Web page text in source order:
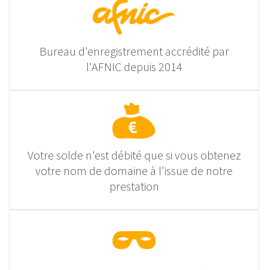
Bureau d'enregistrement accrédité par
l'AFNIC depuis 2014
Votre solde n'est débité que si vous obtenez
votre nom de domaine à l'issue de notre
prestation